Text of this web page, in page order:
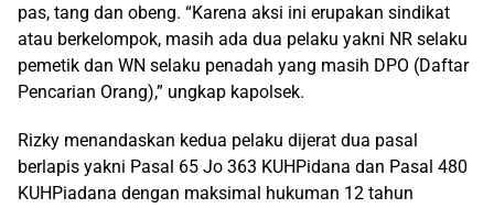
pas, tang dan obeng. “Karena aksi ini erupakan sindikat
atau berkelompok, masih ada dua pelaku yakni NR selaku
pemetik dan WN selaku penadah yang masih DPO (Daftar
Pencarian Orang),” ungkap kapolsek.
Rizky menandaskan kedua pelaku dijerat dua pasal
berlapis yakni Pasal 65 Jo 363 KUHPidana dan Pasal 480
KUHPiadana dengan maksimal hukuman 12 tahun